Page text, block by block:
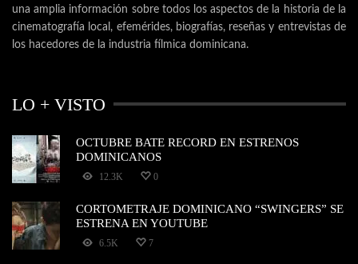
una amplia información sobre todos los aspectos de la historia de la
cinematografía local, efemérides, biografías, reseñas y entrevistas de
los hacedores de la industria fílmica dominicana.
LO + VISTO
OCTUBRE BATE RECORD EN ESTRENOS
DOMINICANOS
12.3K 0
CORTOMETRAJE DOMINICANO “SWINGERS” SE
ESTRENA EN YOUTUBE
6.5K 7